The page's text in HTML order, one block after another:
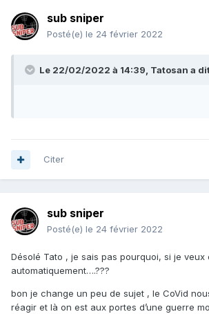
sub sniper
Posté(e) le 24 février 2022
Le 22/02/2022 à 14:39, Tatosan a
Citer
sub sniper
Posté(e) le 24 février 2022
Désolé Tato , je sais pas pourquoi, si je
automatiquement….???
bon je change un peu de sujet , le CoVid
réagir et là on est aux portes d’une guerre